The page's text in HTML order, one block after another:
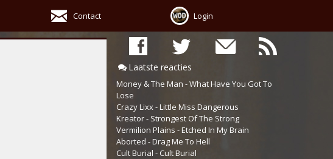
Contact Login
Laatste reacties
Money & The Man - What Have You Got To
Lose
Crazy Lixx - Little Miss Dangerous
Kreator - Strongest Of The Strong
Vermilion Plains - Etched In My Brain
Aborted - Drag Me To Hell
Cult Burial - Cult Burial